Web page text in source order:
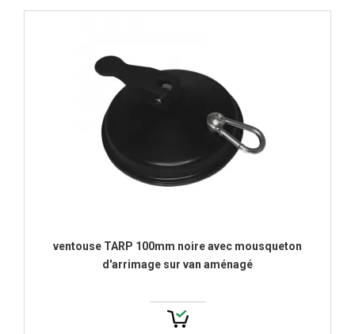
ventouse TARP 100mm noire avec mousqueton
d'arrimage sur van aménagé